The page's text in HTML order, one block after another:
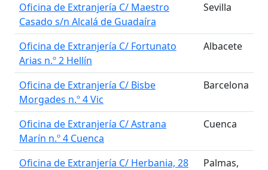
Oficina de Extranjería C/ Maestro
Casado s/n Alcalá de Guadaíra
Sevilla
Oficina de Extranjería C/ Fortunato
Arias n.º 2 Hellín
Albacete
Oficina de Extranjería C/ Bisbe
Morgades n.º 4 Vic
Barcelona
Oficina de Extranjería C/ Astrana
Marín n.º 4 Cuenca
Cuenca
Oficina de Extranjería C/ Herbania, 28
Palmas,